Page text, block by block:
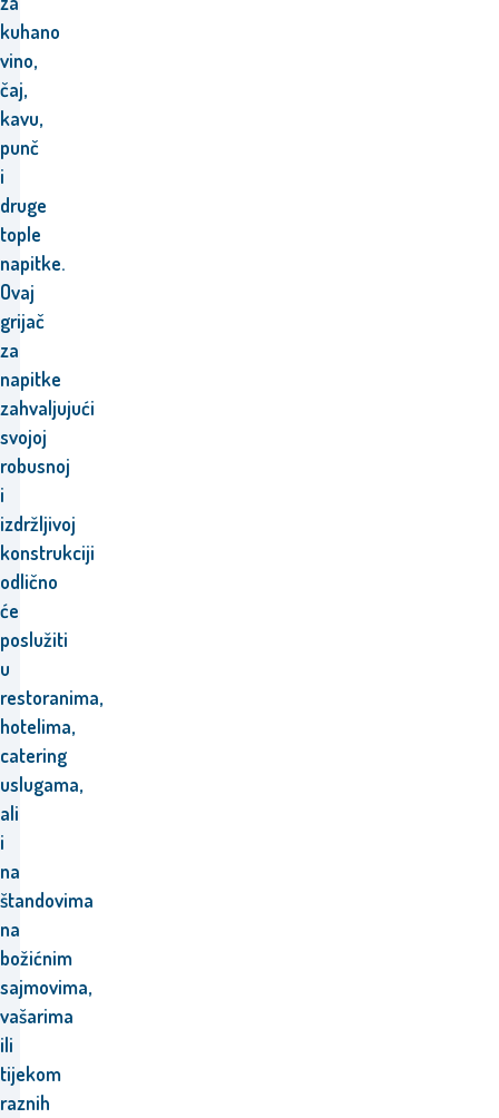
kuhano
vino,
čaj,
kavu,
punč
i
druge
tople
napitke.
Ovaj
grijač
za
napitke
zahvaljujući
svojoj
robusnoj
i
izdržljivoj
konstrukciji
odlično
će
poslužiti
u
restoranima,
hotelima,
catering
uslugama,
ali
i
na
štandovima
na
božićnim
sajmovima,
vašarima
ili
tijekom
raznih